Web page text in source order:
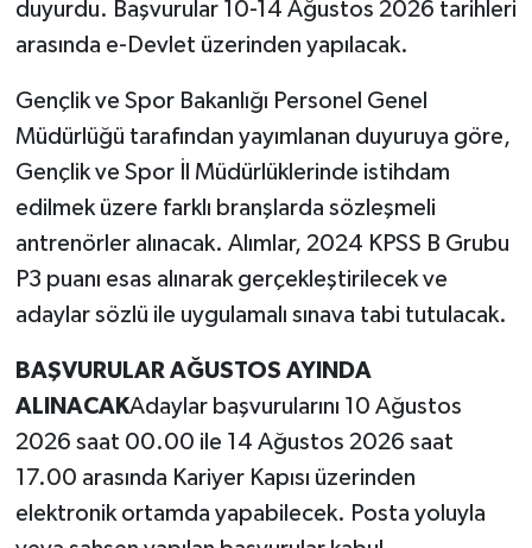
duyurdu. Başvurular 10-14 Ağustos 2026 tarihleri
arasında e-Devlet üzerinden yapılacak.
Gençlik ve Spor Bakanlığı Personel Genel
Müdürlüğü tarafından yayımlanan duyuruya göre,
Gençlik ve Spor İl Müdürlüklerinde istihdam
edilmek üzere farklı branşlarda sözleşmeli
antrenörler alınacak. Alımlar, 2024 KPSS B Grubu
P3 puanı esas alınarak gerçekleştirilecek ve
adaylar sözlü ile uygulamalı sınava tabi tutulacak.
BAŞVURULAR AĞUSTOS AYINDA
ALINACAKAdaylar başvurularını 10 Ağustos
2026 saat 00.00 ile 14 Ağustos 2026 saat
17.00 arasında Kariyer Kapısı üzerinden
elektronik ortamda yapabilecek. Posta yoluyla